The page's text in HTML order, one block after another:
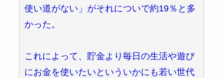
使い道がない」がそれについで約19％と多
かった。
これによって、貯金より毎日の生活や遊び
にお金を使いたいといういかにも若い世代